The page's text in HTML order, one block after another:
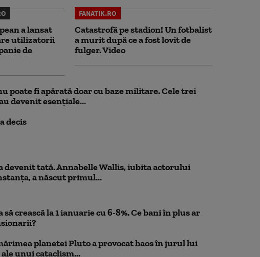
a lansat
utilizatorii
de
FANATIK.RO
Catastrofă pe stadion! Un fotbalist
a murit după ce a fost lovit de
fulger. Video
poate fi apărată doar cu baze militare. Cele trei
devenit esențiale...
decis
devenit tată. Annabelle Wallis, iubita actorului
a născut primul...
crească la 1 ianuarie cu 6-8%. Ce bani în plus ar
planetei Pluto a provocat haos în jurul lui
unui cataclism...